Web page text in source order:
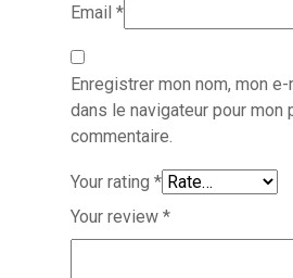
Email *
Enregistrer mon nom, mon
dans le navigateur pour mon
commentaire.
Your rating *
Your review *